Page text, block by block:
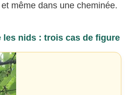
même dans une cheminée.
les nids : trois cas de figure